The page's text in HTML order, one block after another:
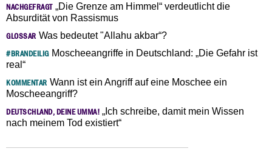
NACHGEFRAGT„Die Grenze am Himmel“ verdeutlicht die
Absurdität von Rassismus
GLOSSAR Was bedeutet "Allahu akbar“?
#BRANDEILIGMoscheeangriffe in Deutschland: „Die Gefahr ist
real“
KOMMENTAR Wann ist ein Angriff auf eine Moschee ein
Moscheeangriff?
DEUTSCHLAND, DEINE UMMA! „Ich schreibe, damit mein Wissen
nach meinem Tod existiert“